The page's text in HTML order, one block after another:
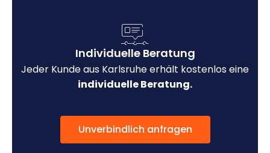
Individuelle Beratung
Jeder Kunde aus Karlsruhe erhält kostenlos eine
individuelle Beratung.
Unverbindlich anfragen